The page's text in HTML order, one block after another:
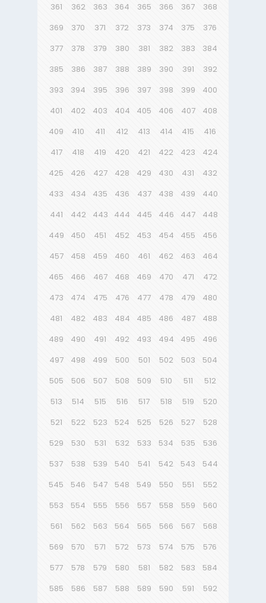
361
362 363 364 365 366 367
368
369
370 371 372 373 374 375
376
377
378 379 380 381 382 383
384
385
386 387 388 389 390 391
392
393
394 395 396 397 398 399
400
401
402 403 404 405 406 407
408
409
410 411 412 413 414 415
416
417
418 419 420 421 422 423
424
425
426 427 428 429 430 431
432
433
434 435 436 437 438 439
440
441
442 443 444 445 446 447
448
449
450 451 452 453 454 455
456
457
458 459 460 461 462 463
464
465
466 467 468 469 470 471
472
473
474 475 476 477 478 479
480
481
482 483 484 485 486 487
488
489
490 491 492 493 494 495
496
497
498 499 500 501 502 503
504
505
506 507 508 509 510 511
512
513
514 515 516 517 518 519
520
521
522 523 524 525 526 527
528
529
530 531 532 533 534 535
536
537
538 539 540 541 542 543
544
545
546 547 548 549 550 551
552
553
554 555 556 557 558 559
560
561
562 563 564 565 566 567
568
569
570 571 572 573 574 575
576
577
578 579 580 581 582 583
584
585
586 587 588 589 590 591
592